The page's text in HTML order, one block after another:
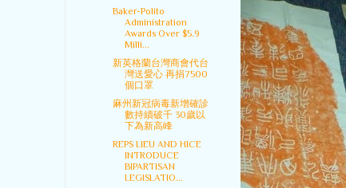
Baker-Polito
Administration
Awards Over $5.9
Milli...
新英格蘭台灣商會代台
灣送愛心 再捐7500
個口罩
麻州新冠病毒新增確診
數持續破千 30歲以
下為新高峰
REPS LIEU AND HICE
INTRODUCE
BIPARTISAN
LEGISLATIO...